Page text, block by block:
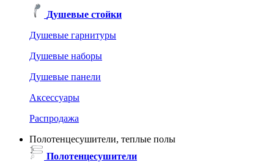
Душевые стойки
Душевые гарнитуры
Душевые наборы
Душевые панели
Аксессуары
Распродажа
Полотенцесушители, теплые полы
Полотенцесушители